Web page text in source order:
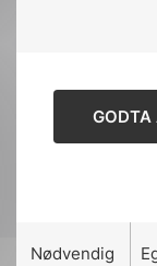
GODTA
Nødvendig
Designed and
Stem Agency